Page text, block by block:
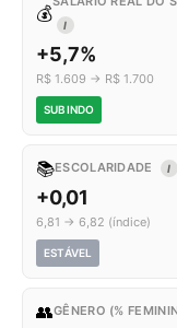
💰
I
+5,7%
R$ 1.609 → R$ 1.700
SUBINDO
📚ESCOLARIDADE I
+0,01
6,81 → 6,82 (índice)
ESTÁVEL
👥GÊNERO (%